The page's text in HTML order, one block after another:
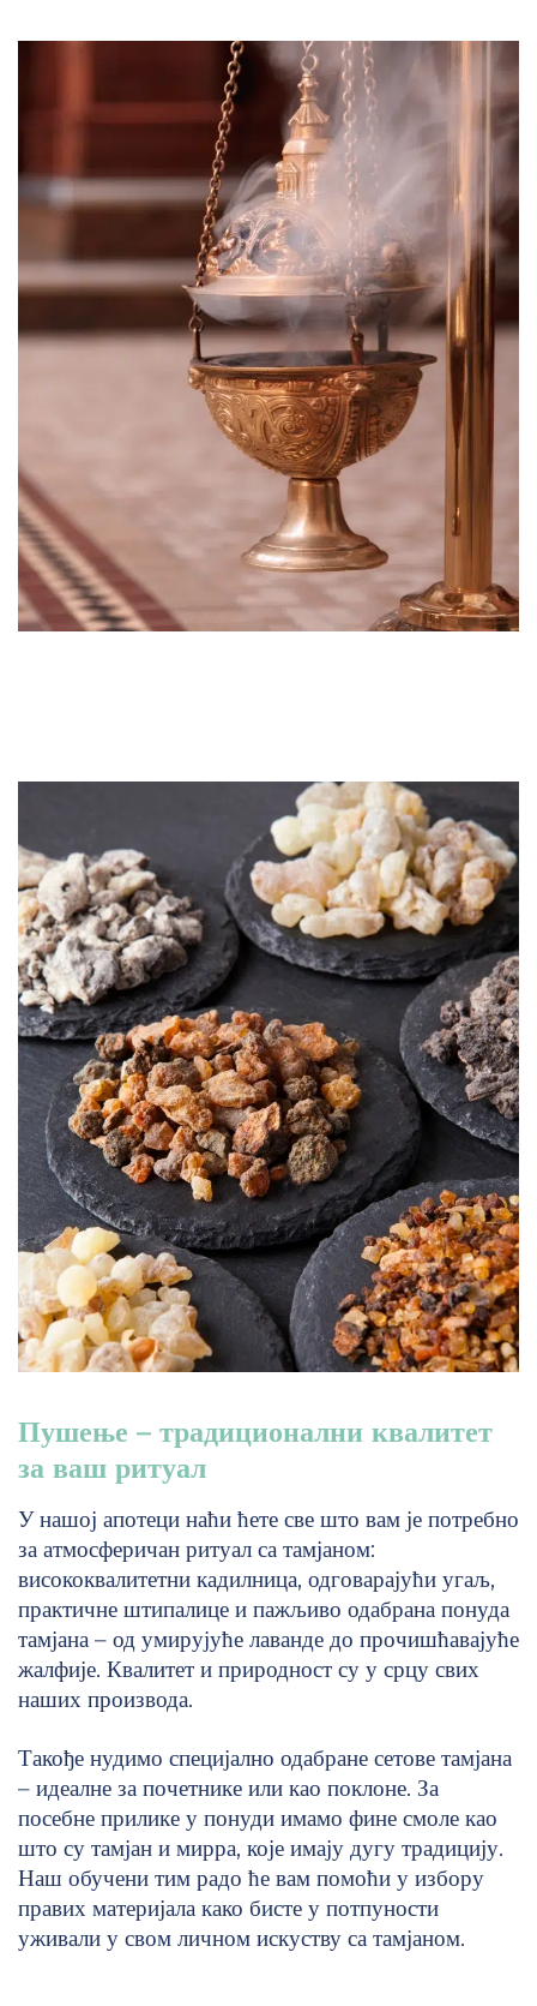
Пушење – традиционални квалитет
за ваш ритуал
У нашој апотеци наћи ћете све што вам је потребно
за атмосферичан ритуал са тамјаном:
висококвалитетни кадилница, одговарајући угаљ,
практичне штипалице и пажљиво одабрана понуда
тамјана – од умирујуће лаванде до прочишћавајуће
жалфије. Квалитет и природност су у срцу свих
наших производа.
Такође нудимо специјално одабране сетове тамјана
– идеалне за почетнике или као поклоне. За
посебне прилике у понуди имамо фине смоле као
што су тамјан и мирра, које имају дугу традицију.
Наш обучени тим радо ће вам помоћи у избору
правих материјала како бисте у потпуности
уживали у свом личном искуству са тамјаном.